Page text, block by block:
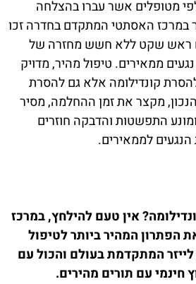
מטופלים אשר עברו בהצלחה
במרכז האסתטי המתקדם בחדרה זכו
ראש שקט ללא חשש מחזרה של
ממאירים. טיפול מהיר, מדויק
קונדילומה אלא גם להסרת
מקצר את זמן ההחלמה, מסיר
התפשטות והדבקה חוזרים
הנגעים לממאירים.
אין טעם להילחץ, במרכז
המהיר ביותר לטיפול
המתקדמת בעולם והכול עם
חינמי עם תורים מהירים.